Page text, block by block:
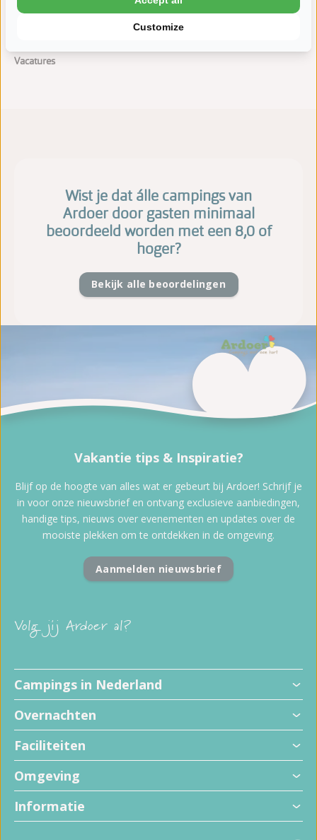
Algemene voorwaarden
Vacatures
Wist je dat álle campings van
Ardoer door gasten minimaal
beoordeeld worden met een 8,0 of
hoger?
Bekijk alle beoordelingen
Volg jij Ardoer al?
Campings in Nederland
Overnachten
Faciliteiten
Omgeving
Informatie
Vakantie tips & Inspiratie?
Blijf op de hoogte van alles wat er gebeurt bij Ardoer! Schrijf je
in voor onze nieuwsbrief en ontvang exclusieve aanbiedingen,
handige tips, nieuws over evenementen en updates over de
mooiste plekken om te ontdekken in de omgeving.
Aanmelden nieuwsbrief
Customize